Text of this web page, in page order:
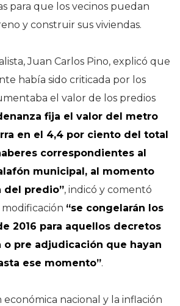
para que los vecinos puedan
y construir sus viviendas.
Juan Carlos Pino, explicó que
había sido criticada por los
el valor de los predios
fija el valor del metro
en el 4,4 por ciento del total
correspondientes al
municipal, al momento
del predio”, indicó y comentó
“se congelarán los
2016 para aquellos decretos
pre adjudicación que hayan
ese momento”.
económica nacional y la inflación